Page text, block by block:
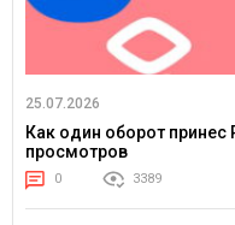
25.07.2026
Как один оборот
просмотров
0 3389